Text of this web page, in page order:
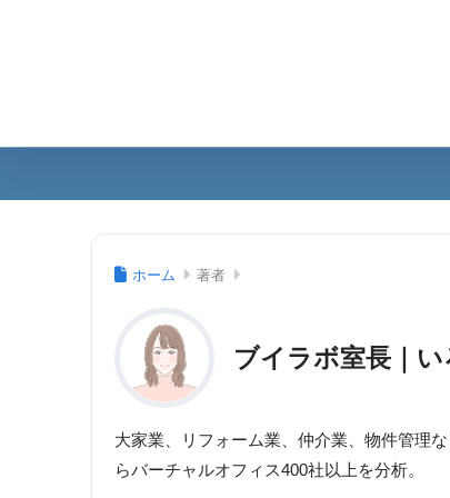
ホーム 著者
ブイラボ室長｜い
大家業、リフォーム業、仲介業、物件管理
らバーチャルオフィス400社以上を分析。